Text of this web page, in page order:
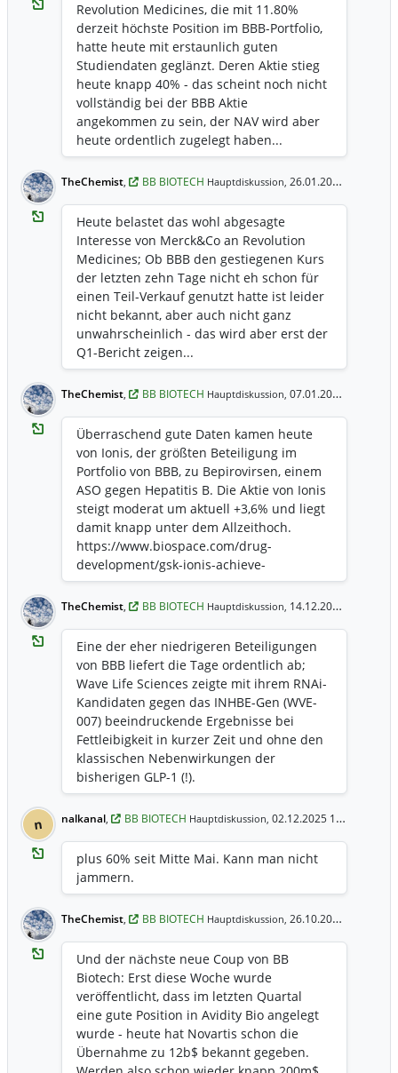
Revolution Medicines, die mit 11.80%
derzeit höchste Position im BBB-Portfolio,
hatte heute mit erstaunlich guten
Studiendaten geglänzt. Deren Aktie stieg
heute knapp 40% - das scheint noch nicht
vollständig bei der BBB Aktie
angekommen zu sein, der NAV wird aber
heute ordentlich zugelegt haben...
https://www.biospace.com/drug-
development/revolution-rises-40-as-
TheChemist, BB BIOTECH Hauptdiskussion, 26.01.2026 18:14 Uhr
Heute belastet das wohl abgesagte
Interesse von Merck&Co an Revolution
Medicines; Ob BBB den gestiegenen Kurs
der letzten zehn Tage nicht eh schon für
einen Teil-Verkauf genutzt hatte ist leider
nicht bekannt, aber auch nicht ganz
unwahrscheinlich - das wird aber erst der
Q1-Bericht zeigen...
https://www.reuters.com/business/health
care-pharmaceuticals/merck-no-longer-
reports-2026-01-25/
https://www.deraktionaer.de/artikel/phar
ma-biotech/revolution-medicines-bricht-
ein-merck-co-blaest-wohl-uebernahme-
ab-20394169.html
TheChemist, BB BIOTECH Hauptdiskussion, 07.01.2026 19:21 Uhr
Überraschend gute Daten kamen heute
von Ionis, der größten Beteiligung im
Portfolio von BBB, zu Bepirovirsen, einem
ASO gegen Hepatitis B. Die Aktie von Ionis
steigt moderat um aktuell +3,6% und liegt
damit knapp unter dem Allzeithoch.
https://www.biospace.com/drug-
development/gsk-ionis-achieve-
functional-cure-in-hepatitis-b-studies-
clearing-path-for-fda-run
TheChemist, BB BIOTECH Hauptdiskussion, 14.12.2025 8:30 Uhr
Eine der eher niedrigeren Beteiligungen
von BBB liefert die Tage ordentlich ab;
Wave Life Sciences zeigte mit ihrem RNAi-
Kandidaten gegen das INHBE-Gen (WVE-
007) beeindruckende Ergebnisse bei
Fettleibigkeit in kurzer Zeit und ohne den
klassischen Nebenwirkungen der
bisherigen GLP-1 (!).
https://www.biospace.com/drug-
development/wave-soars-on-early-results-
the-landscape Analysten waren begeistert
und die WaveLife-Aktie stieg im letzten
Monat eindrucksvolle +170% BBB hält laut
und ursprünglich machte die Beteiligung
1.1% am BBB-Portfolio aus (der Wert liegt
jetzt mittlerweile sicher etwas höher).
Interessanterweise war das Investment-
Rational laut BBB an WaveLife nur für die
Kandidaten zu Duchenne, Huntington
und Alpha-1-Antitrypsin-Mangel
begründet... Obesity ist daher nur ein
n nalkanal, BB BIOTECH Hauptdiskussion, 02.12.2025 16:16 Uhr
plus 60% seit Mitte Mai. Kann man nicht
jammern.
TheChemist, BB BIOTECH Hauptdiskussion, 26.10.2025 20:50 Uhr
Und der nächste neue Coup von BB
Biotech: Erst diese Woche wurde
veröffentlicht, dass im letzten Quartal
eine gute Position in Avidity Bio angelegt
wurde - heute hat Novartis schon die
Übernahme zu 12b$ bekannt gegeben.